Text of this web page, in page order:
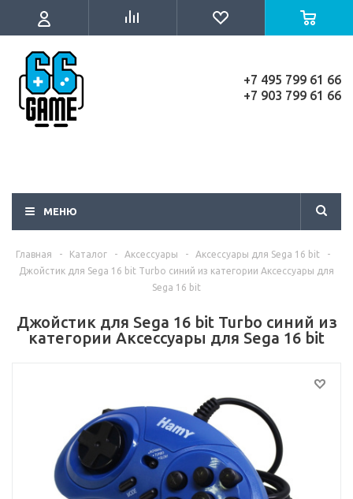
+7 495 799 61 66
+7 903 799 61 66
МЕНЮ
Главная - Каталог - Аксессуары - Аксессуары для Sega 16 bit
-
Джойстик для Sega 16 bit Turbo синий из категории Аксессуары для
Sega 16 bit
Джойстик для Sega 16 bit Turbo синий из
категории Аксессуары для Sega 16 bit